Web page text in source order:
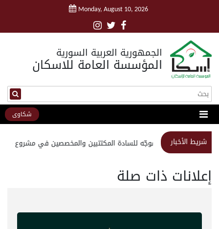
Monday, August 10, 2026
الجمهورية العربية السورية
المؤسسة العامة للاسكان
شكاوى
شريط الأخباراستبيان موجّه للسادة المكتتبين والمخصصين في مشروع
إعلانات ذات صلة